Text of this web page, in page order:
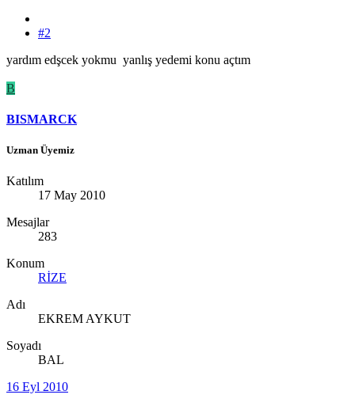
#2
yardım edşcek yokmu yanlış yedemi konu açtım
B
BISMARCK
Uzman Üyemiz
Katılım
17 May 2010
Mesajlar
283
Konum
RİZE
Adı
EKREM AYKUT
Soyadı
BAL
16 Eyl 2010